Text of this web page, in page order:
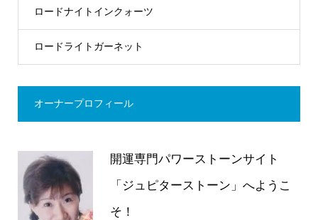
ロードナイトインクォーツ
ロードライトガーネット
オーナープロフィール
開運専門パワーストーンサイト
「ジュピターストーン」へようこ
そ！